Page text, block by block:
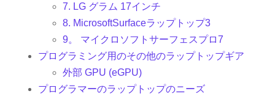
7. LG グラム 17インチ
8. MicrosoftSurfaceラップトップ3
9。 マイクロソフトサーフェスプロ7
プログラミング用のその他のラップトップギア
外部 GPU (eGPU)
プログラマーのラップトップのニーズ